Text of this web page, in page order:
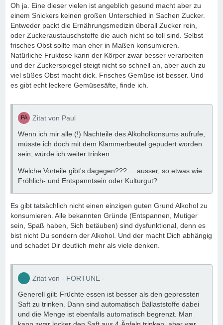
Oh ja. Eine dieser vielen ist angeblich gesund macht aber zu
einem Snickers keinen großen Unterschied in Sachen Zucker.
Entweder packt die Ernährungsmedizin überall Zucker rein,
oder Zuckeraustauschstoffe die auch nicht so toll sind. Selbst
frisches Obst sollte man eher in Maßen konsumieren.
Natürliche Fruktose kann der Körper zwar besser verarbeiten
und der Zuckerspiegel steigt nicht so schnell an, aber auch zu
viel süßes Obst macht dick. Frisches Gemüse ist besser. Und
es gibt echt leckere Gemüsesäfte, finde ich.
Zitat von Paul
Wenn ich mir alle (!) Nachteile des Alkoholkonsums aufrufe,
müsste ich doch mit dem Klammerbeutel gepudert worden
sein, würde ich weiter trinken.
Welche Vorteile gibt's dagegen??? ... ausser, so etwas wie
Fröhlich- und Entspanntsein oder Kulturgut?
Es gibt tatsächlich nicht einen einzigen guten Grund Alkohol zu
konsumieren. Alle bekannten Gründe (Entspannen, Mutiger
sein, Spaß haben, Sich betäuben) sind dysfunktional, denn es
bist nicht Du sondern der Alkohol. Und der macht Dich abhängig
und schadet Dir deutlich mehr als viele denken.
Zitat von - FORTUNE -
Generell gilt: Früchte essen ist besser als den gepressten
Saft zu trinken. Dann sind automatisch Ballaststoffe dabei
und die Menge ist ebenfalls automatisch begrenzt. Man